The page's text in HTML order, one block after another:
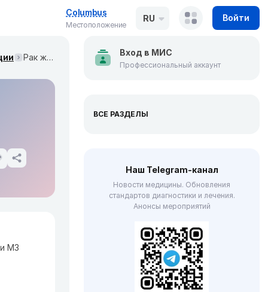
Columbus
Местоположение
RU Войти
Рак желчевыводящей системы. Клинические рекомендации МЗ России
МЗ
Вход в МИС
Профессиональный аккаунт
ВСЕ РАЗДЕЛЫ
Наш Telegram-канал
Новости медицины. Обновления
стандартов диагностики и лечения.
Анонсы мероприятий